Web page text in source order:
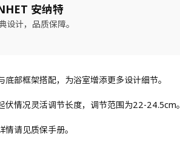
安纳特
设计，品质保障。
部框架搭配，为浴室增添更多设计细节。
伏情况灵活调节长度，调节范围为22-24.5cm。
请见质保手册。